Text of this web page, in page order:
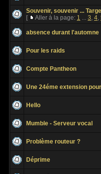
Souvenir, souvenir ...
[
Aller à la page: 1 ... 3, 4,
absence durant l'automne
Pour les raids
Compte Pantheon
Une 24éme extension
Hello
Mumble - Serveur vocal
Problème routeur ?
Déprime